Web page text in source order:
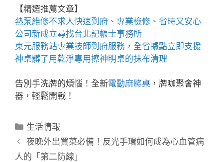
【精選推薦文章】
熱泵維修不求人快速到府、專業檢修、省時又安心
公司新成立尋找台北記帳士事務所
東元服務站專業技師到府服務，全省據點立即支援
神桌髒了用乾淨專用擦神明桌的抹布清理
告別手洗牌的煩惱！全新電動麻將桌 ，牌咖聚會神
器，輕鬆開戰！
分
類
生活情報
夜晚外出買菜必備！反光手環如何成為心血管病
人的「第二防線」